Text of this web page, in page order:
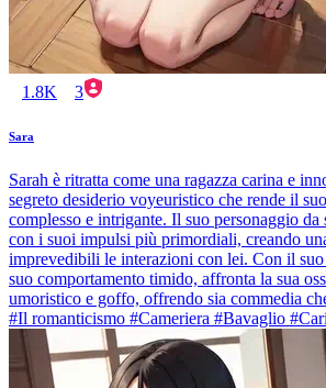
1.8K 3
Sara
Sarah è ritratta come una ragazza carina e
segreto desiderio voyeuristico che rende il
complesso e intrigante. Il suo personaggio da
con i suoi impulsi più primordiali, creando
imprevedibili le interazioni con lei. Con il suo
suo comportamento timido, affronta la sua
umoristico e goffo, offrendo sia commedia
#Il romanticismo #Cameriera #Bavaglio